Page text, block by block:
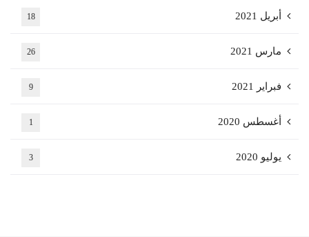
أبريل 2021 18
مارس 2021 26
فبراير 2021 9
أغسطس 2020 1
يوليو 2020 3